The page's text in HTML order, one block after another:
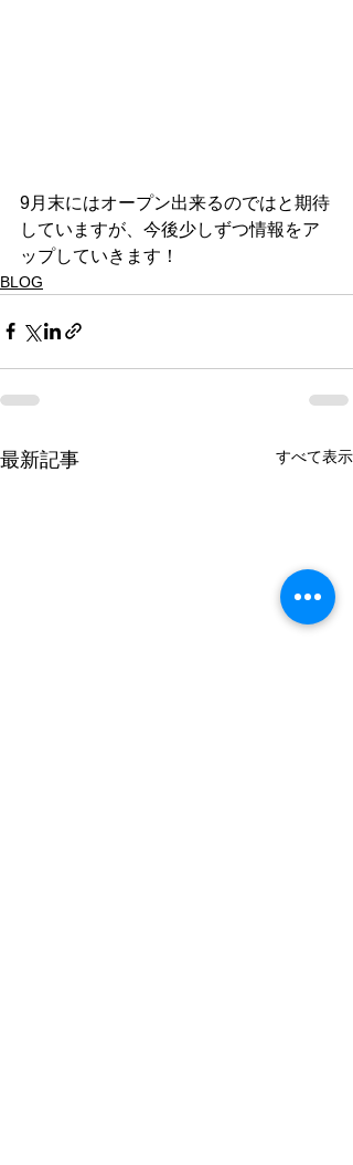
9月末にはオープン出来るのではと期待
していますが、今後少しずつ情報をア
ップしていきます！
BLOG
最新記事 すべて表示